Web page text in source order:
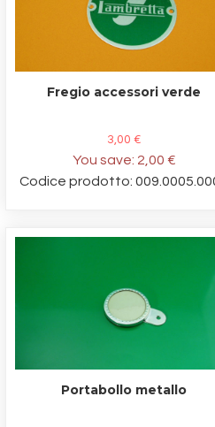
Fregio accessori verde
3,00 €
You save: 2,00 €
Codice prodotto:
Portabollo metallo